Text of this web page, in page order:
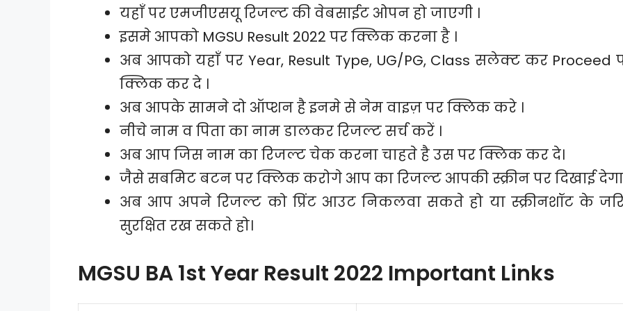
यहाँ पर एमजीएसयू रिजल्ट की वेबसाईट ओपन हो जाएगी ।
इसमे आपको MGSU Result 2022 पर क्लिक करना है ।
अब आपको यहाँ पर Year, Result Type, UG/PG, Class सलेक्ट कर Proceed
क्लिक कर दे ।
अब आपके सामने दो ऑप्शन है इनमे से नेम वाइज़ पर क्लिक करे ।
नीचे नाम व पिता का नाम डालकर रिजल्ट सर्च करें ।
अब आप जिस नाम का रिजल्ट चेक करना चाहते है उस पर क्लिक कर दे।
जैसे सबमिट बटन पर क्लिक करोगे आप का रिजल्ट आपकी स्क्रीन पर दिखाई
अब आप अपने रिजल्ट को प्रिंट आउट निकलवा सकते हो या स्क्रीनशॉट के
सुरक्षित रख सकते हो।
MGSU BA 1st Year Result 2022 Important Links